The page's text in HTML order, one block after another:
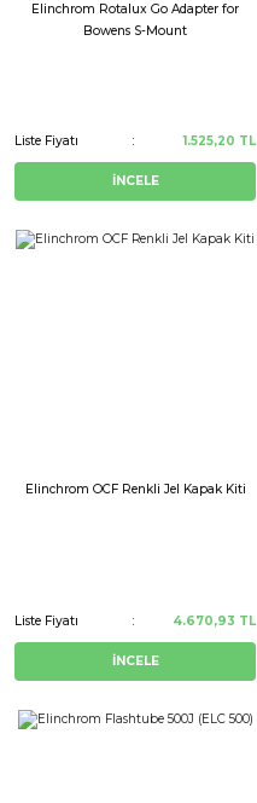
Elinchrom Rotalux Go Adapter for
Bowens S-Mount
Liste Fiyatı 1.525,20 TL
İNCELE
Elinchrom OCF Renkli Jel Kapak Kiti
Liste Fiyatı 4.670,93 TL
İNCELE